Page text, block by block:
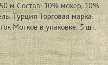
м Состав: 10% мохер, 10%
Турция Торговая марка:
Мотков в упаковке: 5 шт.